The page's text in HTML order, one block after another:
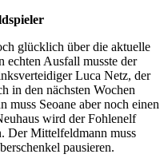
glücklich über die aktuelle
echten Ausfall musste der
Luca Netz, der
in den nächsten Wochen
Seoane aber noch einen
wird der Fohlenelf
Der Mittelfeldmann muss
pausieren.